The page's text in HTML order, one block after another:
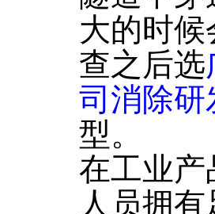
大的时
查之后选
司消除研
型。
在工业
人员拥